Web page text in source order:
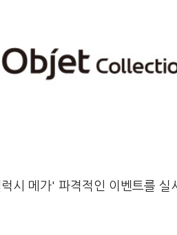
시 메가' 파격적인 이벤트를 실